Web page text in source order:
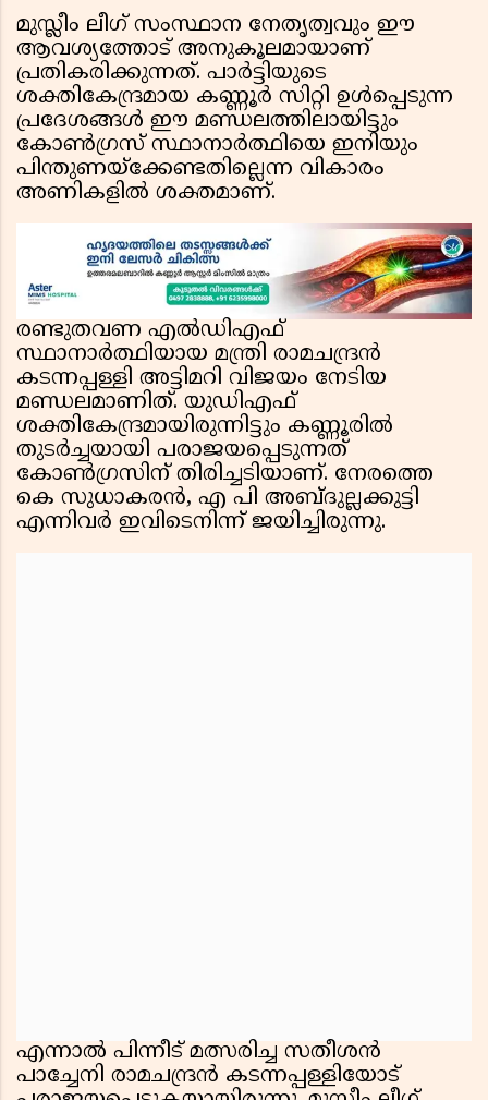
മുസ്ലീം ലീഗ് സംസ്ഥാന നേതൃത്വവും ഈ
ആവശ്യത്തോട് അനുകൂലമായാണ്
പ്രതികരിക്കുന്നത്. പാർട്ടിയുടെ
ശക്തികേന്ദ്രമായ കണ്ണൂർ സിറ്റി ഉൾപ്പെടുന്ന
പ്രദേശങ്ങൾ ഈ മണ്ഡലത്തിലായിട്ടും
കോൺഗ്രസ് സ്ഥാനാർത്ഥിയെ ഇനിയും
പിന്തുണയ്ക്കേണ്ടതില്ലെന്ന വികാരം
അണികളിൽ ശക്തമാണ്.
രണ്ടുതവണ എൽഡിഎഫ്
സ്ഥാനാർത്ഥിയായ മന്ത്രി രാമചന്ദ്രൻ
കടന്നപ്പള്ളി അട്ടിമറി വിജയം നേടിയ
മണ്ഡലമാണിത്. യുഡിഎഫ്
ശക്തികേന്ദ്രമായിരുന്നിട്ടും കണ്ണൂരിൽ
തുടർച്ചയായി പരാജയപ്പെടുന്നത്
കോൺഗ്രസിന് തിരിച്ചടിയാണ്. നേരത്തെ
കെ സുധാകരൻ, എ പി അബ്ദുല്ലക്കുട്ടി
എന്നിവർ ഇവിടെനിന്ന് ജയിച്ചിരുന്നു.
എന്നാൽ പിന്നീട് മത്സരിച്ച സതീശൻ
പാച്ചേനി രാമചന്ദ്രൻ കടന്നപ്പള്ളിയോട്